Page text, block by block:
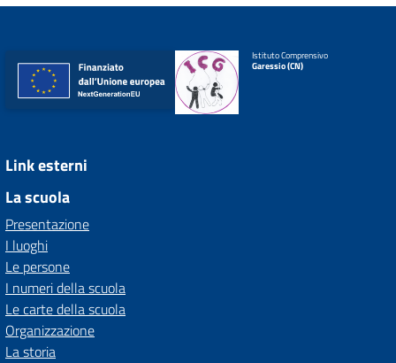
Istituto Comprensivo
Garessio (CN)
Link esterni
La scuola
Presentazione
I luoghi
Le persone
I numeri della scuola
Le carte della scuola
Organizzazione
La storia